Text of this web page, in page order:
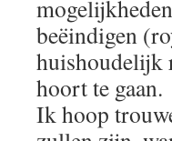
beëindigen
huishoudelijk
hoort te gaan.
Ik hoop